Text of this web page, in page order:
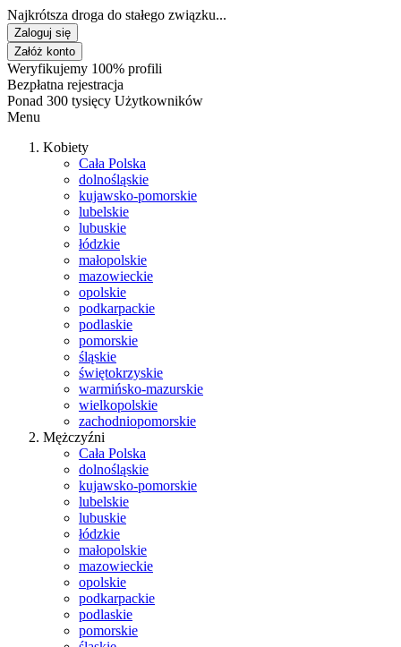
Najkrótsza droga do stałego związku...
Zaloguj się
Załóż konto
Weryfikujemy 100% profili
Bezpłatna rejestracja
Ponad 300 tysięcy Użytkowników
Menu
Kobiety
Cała Polska
dolnośląskie
kujawsko-pomorskie
lubelskie
lubuskie
łódzkie
małopolskie
mazowieckie
opolskie
podkarpackie
podlaskie
pomorskie
śląskie
świętokrzyskie
warmińsko-mazurskie
wielkopolskie
zachodniopomorskie
Mężczyźni
Cała Polska
dolnośląskie
kujawsko-pomorskie
lubelskie
lubuskie
łódzkie
małopolskie
mazowieckie
opolskie
podkarpackie
podlaskie
pomorskie